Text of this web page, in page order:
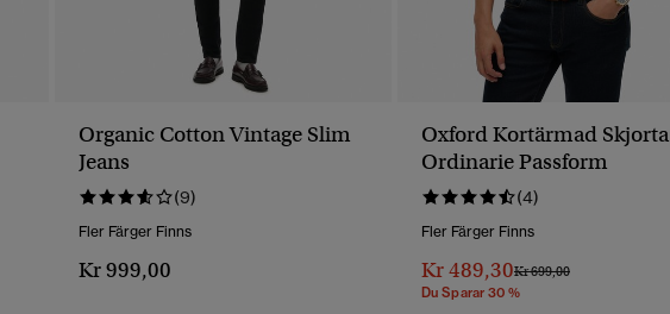
Organic Cotton Vintage Slim
Jeans
(9)
Fler Färger Finns
Kr 999,00
Oxford Kortärmad Skjorta
Ordinarie Passform
(4)
Fler Färger Finns
Kr 489,30Pris Reducerat Från
Kr 699,00Till
Du Sparar 30 %